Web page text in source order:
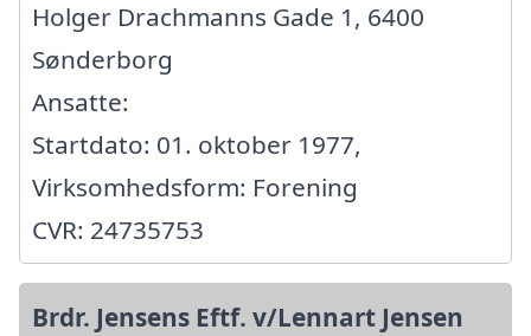
Holger Drachmanns Gade 1, 6400
Sønderborg
Ansatte:
Startdato: 01. oktober 1977,
Virksomhedsform: Forening
CVR: 24735753
Brdr. Jensens Eftf. v/Lennart Jensen